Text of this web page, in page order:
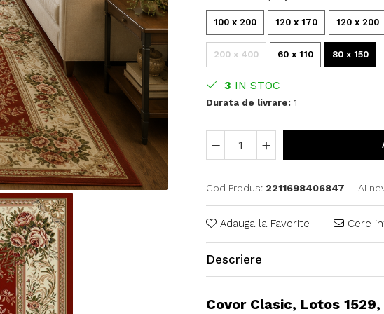
100 x 200 120 x 170 120 x 200
200 x 400 60 x 110 80 x 150
3 IN STOC
Durata de livrare:1
Cod Produs: 2211698406847 Ai
Adauga la Favorite Cere
Descriere
Covor Clasic, Lotos 1529,